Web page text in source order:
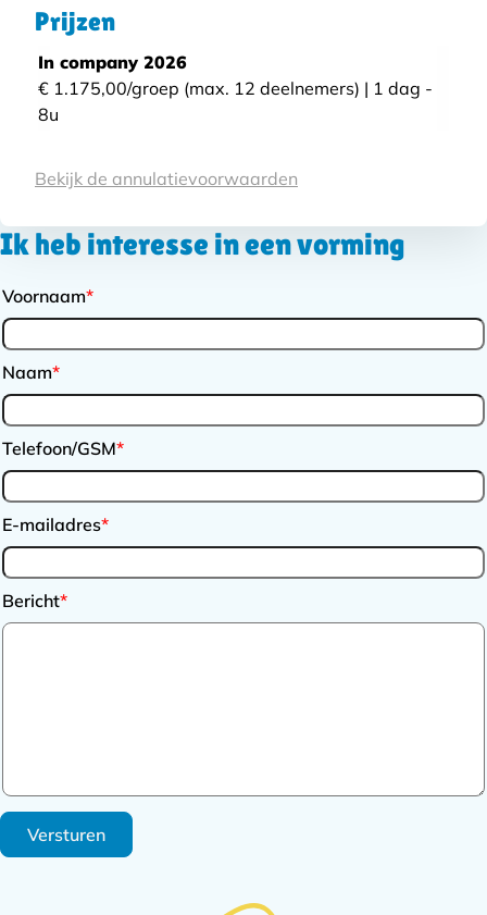
Prijzen
In company 2026
€ 1.175,00/groep (max. 12 deelnemers) | 1 dag -
8u
Voorwaarden
Bekijk de annulatievoorwaarden
Ik heb interesse in een vorming
Voornaam*
Naam*
Telefoon/GSM*
E-mailadres*
Bericht*
Versturen